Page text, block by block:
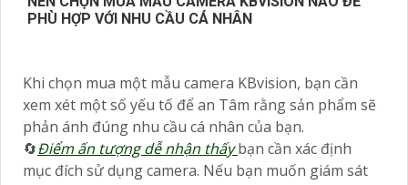
PHÙ HỢP VỚI NHU CẦU CÁ NHÂN
Khi chọn mua một mẫu camera KBvision, bạn cần
xem xét một số yếu tố để an Tâm rằng sản phẩm sẽ
phản ánh đúng nhu cầu cá nhân của bạn.
🔄Điểm ấn tượng dễ nhận thấybạn cần xác định
mục đích sử dụng camera. Nếu bạn muốn giám sát